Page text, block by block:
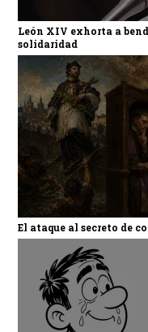
León XIV exhorta a
solidaridad
El ataque al secreto de